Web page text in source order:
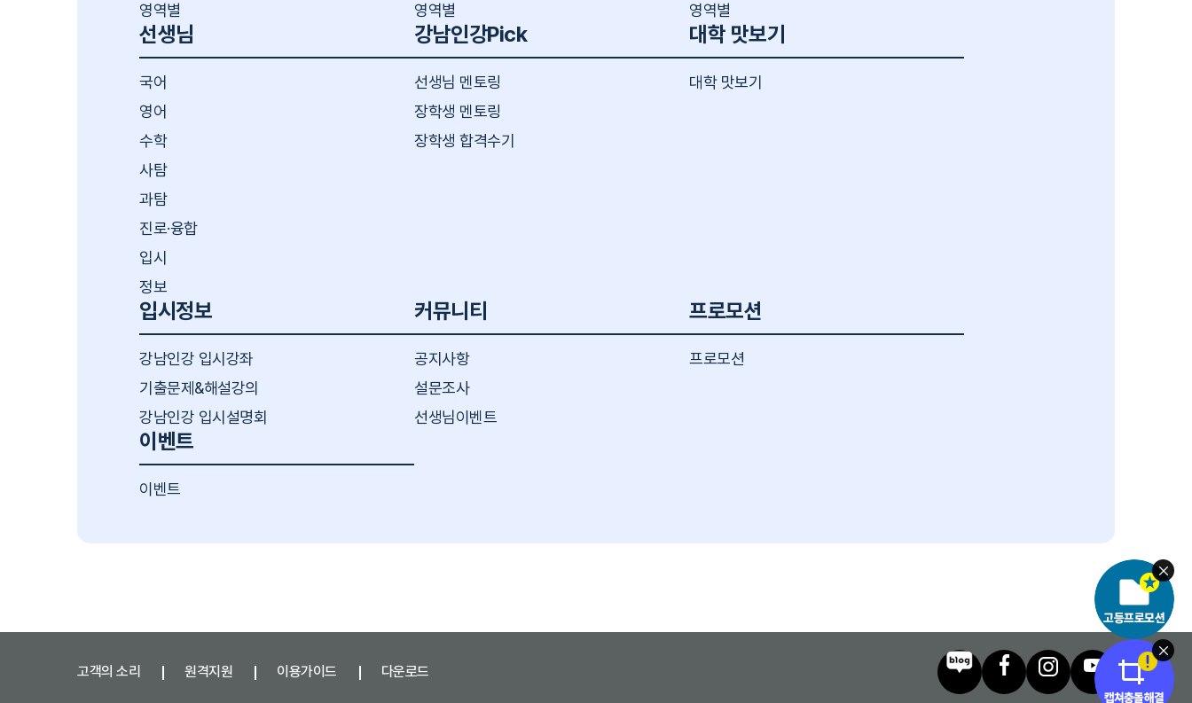
영역별 영역별 영역별
선생님
국어
영어
수학
사탐
과탐
진로·융합
입시
정보
강남인강Pick
선생님 멘토링
장학생 멘토링
장학생 합격수기
대학 맛보기
대학 맛보기
입시정보
강남인강 입시강좌
기출문제&해설강의
강남인강 입시설명회
커뮤니티
공지사항
설문조사
선생님이벤트
프로모션
프로모션
이벤트
이벤트
고객의 소리 원격지원 이용가이드 다운로드